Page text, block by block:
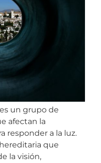
es un grupo de
afectan la
responder a la luz.
que
la visión,